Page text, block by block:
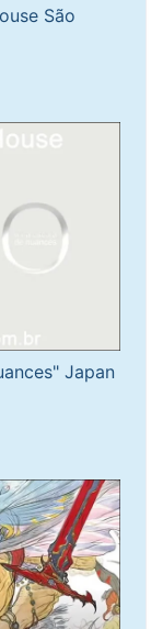
São
Japan